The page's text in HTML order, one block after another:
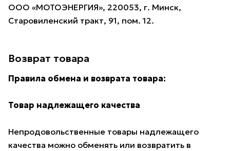
ООО «МОТОЭНЕРГИЯ», 220053, г. Минск,
Старовиленский тракт, 91, пом. 12.
Возврат товара
Правила обмена и возврата товара:
Товар надлежащего качества
Непродовольственные товары надлежащего
качества можно обменять или возвратить в